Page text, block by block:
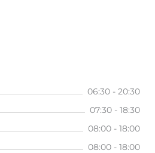
06:30 - 20:30
07:30 - 18:30
08:00 - 18:00
08:00 - 18:00